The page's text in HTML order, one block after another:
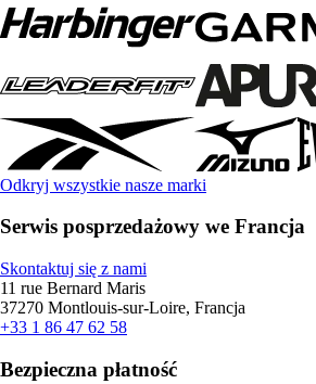
Odkryj wszystkie nasze marki
Serwis posprzedażowy we Francja
Skontaktuj się z nami
11 rue Bernard Maris
37270 Montlouis-sur-Loire, Francja
+33 1 86 47 62 58
Bezpieczna płatność